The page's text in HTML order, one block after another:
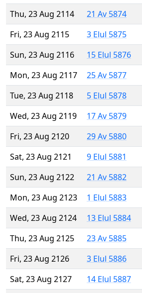
Thu, 23 Aug 2114
21 Av 5874
Fri, 23 Aug 2115
3 Elul 5875
Sun, 23 Aug 2116
15 Elul 5876
Mon, 23 Aug 2117
25 Av 5877
Tue, 23 Aug 2118
5 Elul 5878
Wed, 23 Aug 2119
17 Av 5879
Fri, 23 Aug 2120
29 Av 5880
Sat, 23 Aug 2121
9 Elul 5881
Sun, 23 Aug 2122
21 Av 5882
Mon, 23 Aug 2123
1 Elul 5883
Wed, 23 Aug 2124
13 Elul 5884
Thu, 23 Aug 2125
23 Av 5885
Fri, 23 Aug 2126
3 Elul 5886
Sat, 23 Aug 2127
14 Elul 5887